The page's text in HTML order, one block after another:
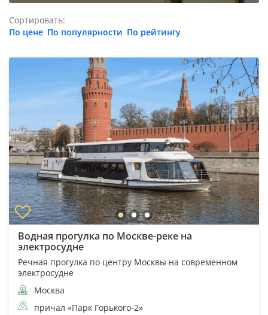
Сортировать:
По цене По популярности По рейтингу
Водная прогулка по Москве-реке на
электросудне
Речная прогулка по центру Москвы на современном
электросудне
Москва
причал «Парк Горького-2»